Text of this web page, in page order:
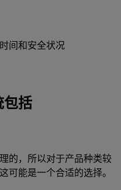
间和安全状况
包括
的，所以对于产品种类较
可能是一个合适的选择。